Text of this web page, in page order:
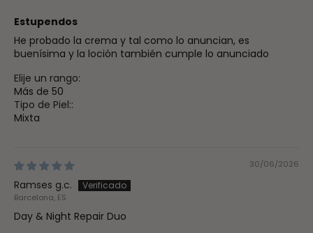
Estupendos
He probado la crema y tal como lo anuncian, es
buenísima y la loción también cumple lo anunciado
Elije un rango:
Más de 50
Tipo de Piel::
Mixta
30/06/2026
Ramses g.c.
Barcelona, ES
Day & Night Repair Duo